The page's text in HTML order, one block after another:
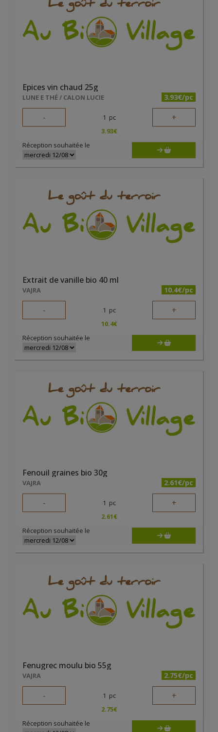
Epices vin chaud 25g
LUNE E THÉ / CALON LUCIE 3.93€/pc
- 1 pc +
3.93€
Réception souhaitée le
Extrait de vanille bio 40 ml
VAJRA 10.4€/pc
- 1 pc +
10.4€
Réception souhaitée le
Fenouil graines bio 30g
VAJRA 2.61€/pc
- 1 pc +
2.61€
Réception souhaitée le
Fenugrec moulu bio 55g
VAJRA 2.75€/pc
- 1 pc +
2.75€
Réception souhaitée le